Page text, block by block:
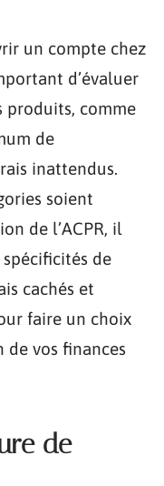
un compte chez
d’évaluer
produits, comme
de
inattendus.
soient
de l’ACPR, il
de
cachés et
faire un choix
vos finances
de